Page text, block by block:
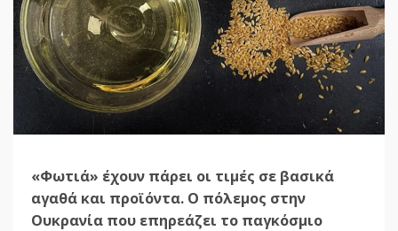
«Φωτιά» έχουν πάρει οι τιμές σε βασικά
αγαθά και προϊόντα. Ο πόλεμος στην
Ουκρανία που επηρεάζει το παγκόσμιο